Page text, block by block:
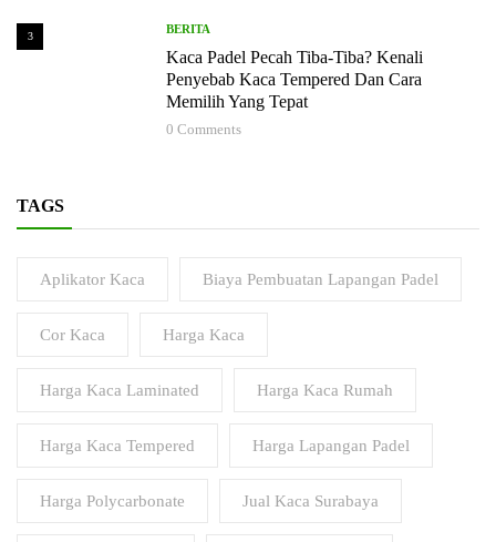
3
BERITA
Kaca Padel Pecah Tiba-Tiba? Kenali
Penyebab Kaca Tempered Dan Cara
Memilih Yang Tepat
0 Comments
TAGS
Aplikator Kaca Biaya Pembuatan Lapangan Padel
Cor Kaca Harga Kaca
Harga Kaca Laminated Harga Kaca Rumah
Harga Kaca Tempered Harga Lapangan Padel
Harga Polycarbonate Jual Kaca Surabaya